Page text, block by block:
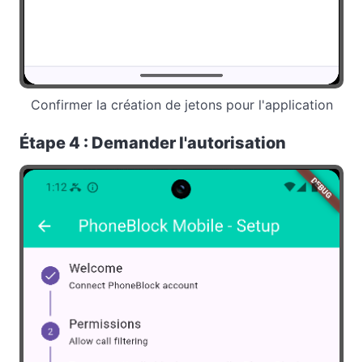
Confirmer la création de jetons pour l'application
Étape 4 : Demander l'autorisation